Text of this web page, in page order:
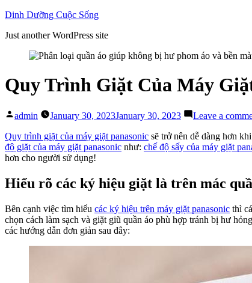
Skip
content
Dinh Dưỡng Cuộc Sống
Just another WordPress site
Quy Trình Giặt Của Máy
Posted
admin January 30, 2023January 30, 2023 Leave a
Quy trình giặt của máy giặt panasonic sẽ trở nên dễ dàng hơn
độ giặt của máy giặt panasonic như: chế độ sấy của máy giặt
hơn cho người sử dụng!
Hiểu rõ các ký hiệu giặt là trên mác
Bên cạnh việc tìm hiểu các ký hiệu trên máy giặt panasonic thì
chọn cách làm sạch và giặt giũ quần áo phù hợp tránh bị hư
các hướng dẫn đơn giản sau đây: